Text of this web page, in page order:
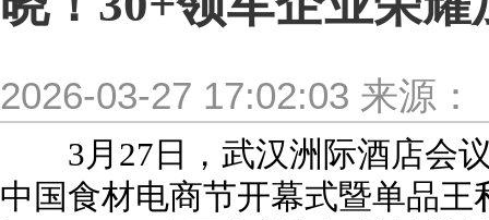
2026-03-27 17:02:03 来源：
3月27日，武汉洲际酒店会议
中国食材电商节开幕式暨单品王